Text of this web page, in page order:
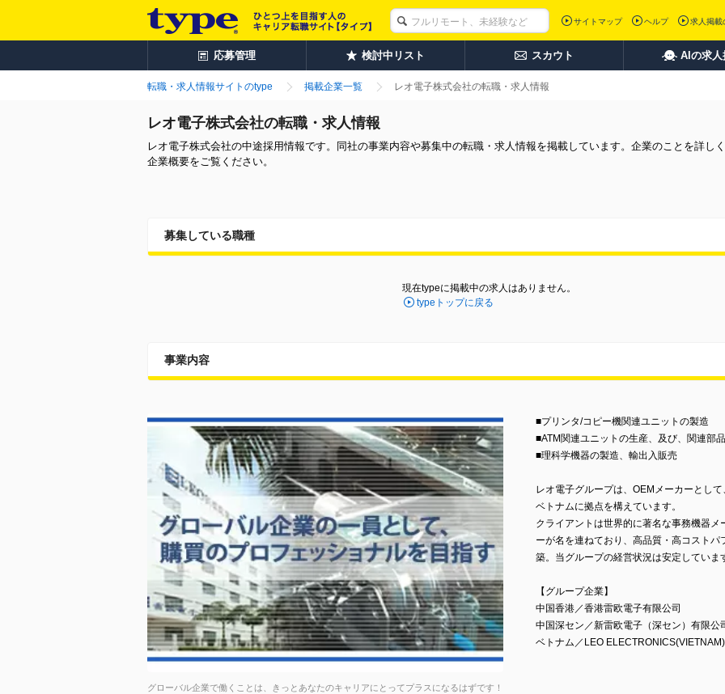
サイトマップ ヘルプ 求人掲載
応募管理 検討中リスト スカウト AIの求人
転職・求人情報サイトのtype 掲載企業一覧 レオ電子株式会社の転職・求人情報
レオ電子株式会社の転職・求人情報
レオ電子株式会社の中途採用情報です。同社の事業内容や募集中の転職・求人情報を掲載しています。企業のことを詳し
企業概要をご覧ください。
募集している職種
現在typeに掲載中の求人はありません。
typeトップに戻る
事業内容
グローバル企業で働くことは、きっとあなたのキャリアにとってプラスになるはずです！
■プリンタ/コピー機関連ユニットの製造
■ATM関連ユニットの生産、及び、関連部
■理科学機器の製造、輸出入販売
レオ電子グループは、OEMメーカーとし
ベトナムに拠点を構えています。
クライアントは世界的に著名な事務機器
ーが名を連ねており、高品質・高コスト
築。当グループの経営状況は安定していま
【グループ企業】
中国香港／香港雷欧電子有限公司
中国深セン／新雷欧電子（深セン）有限公
ベトナム／LEO